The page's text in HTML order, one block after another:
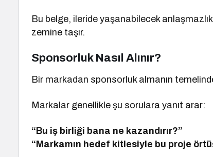
Bu belge, ileride yaşanabilecek
zemine taşır.
Sponsorluk Nasıl Alınır?
Bir markadan sponsorluk almanın
Markalar genellikle şu sorulara yanıt arar:
“Bu iş birliği bana ne kazandırır?”
“Markamın hedef kitlesiyle bu proje